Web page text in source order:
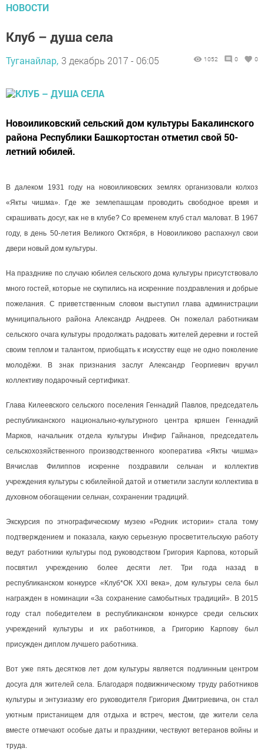
НОВОСТИ
Клуб – душа села
Туганайлар, 3 декабрь 2017 - 06:05 1052 0 0
Новоиликовский сельский дом культуры Бакалинского
района Республики Башкортостан отметил свой 50-
летний юбилей.
В далеком 1931 году на новоиликовских землях организовали колхоз
«Якты чишма». Где же землепашцам проводить свободное время и
скрашивать досуг, как не в клубе? Со временем клуб стал маловат. В 1967
году, в день 50-летия Великого Октября, в Новоиликово распахнул свои
двери новый дом культуры.
На празднике по случаю юбилея сельского дома культуры присутствовало
много гостей, которые не скупились на искренние поздравления и добрые
пожелания. С приветственным словом выступил глава администрации
муниципального района Александр Андреев. Он пожелал работникам
сельского очага культуры продолжать радовать жителей деревни и гостей
своим теплом и талантом, приобщать к искусству еще не одно поколение
молодёжи. В знак признания заслуг Александр Георгиевич вручил
коллективу подарочный сертификат.
Глава Килеевского сельского поселения Геннадий Павлов, председатель
республиканского национально-культурного центра кряшен Геннадий
Марков, начальник отдела культуры Инфир Гайнанов, председатель
сельскохозяйственного производственного кооператива «Якты чишма»
Вячислав Филиппов искренне поздравили сельчан и коллектив
учреждения культуры с юбилейной датой и отметили заслуги коллектива в
духовном обогащении сельчан, сохранении традиций.
Экскурсия по этнографическому музею «Родник истории» стала тому
подтверждением и показала, какую серьезную просветительскую работу
ведут работники культуры под руководством Григория Карпова, который
посвятил учреждению более десяти лет. Три года назад в
республиканском конкурсе «Клуб*ОК ХХI века», дом культуры села был
награжден в номинации «За сохранение самобытных традиций». В 2015
году стал победителем в республиканском конкурсе среди сельских
учреждений культуры и их работников, а Григорию Карпову был
присужден диплом лучшего работника.
Вот уже пять десятков лет дом культуры является подлинным центром
досуга для жителей села. Благодаря подвижническому труду работников
культуры и энтузиазму его руководителя Григория Дмитриевича, он стал
уютным пристанищем для отдыха и встреч, местом, где жители села
вместе отмечают особые даты и праздники, чествуют ветеранов войны и
труда.